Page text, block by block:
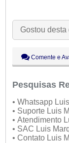
Qua:
09:00
Qui:
09:00
Sáb:
Dom:
Gostou desta
Comente e
Pesquisas
• Whatsapp
• Suporte Luis
• Atendimento
• SAC Luis
• Contato Luis